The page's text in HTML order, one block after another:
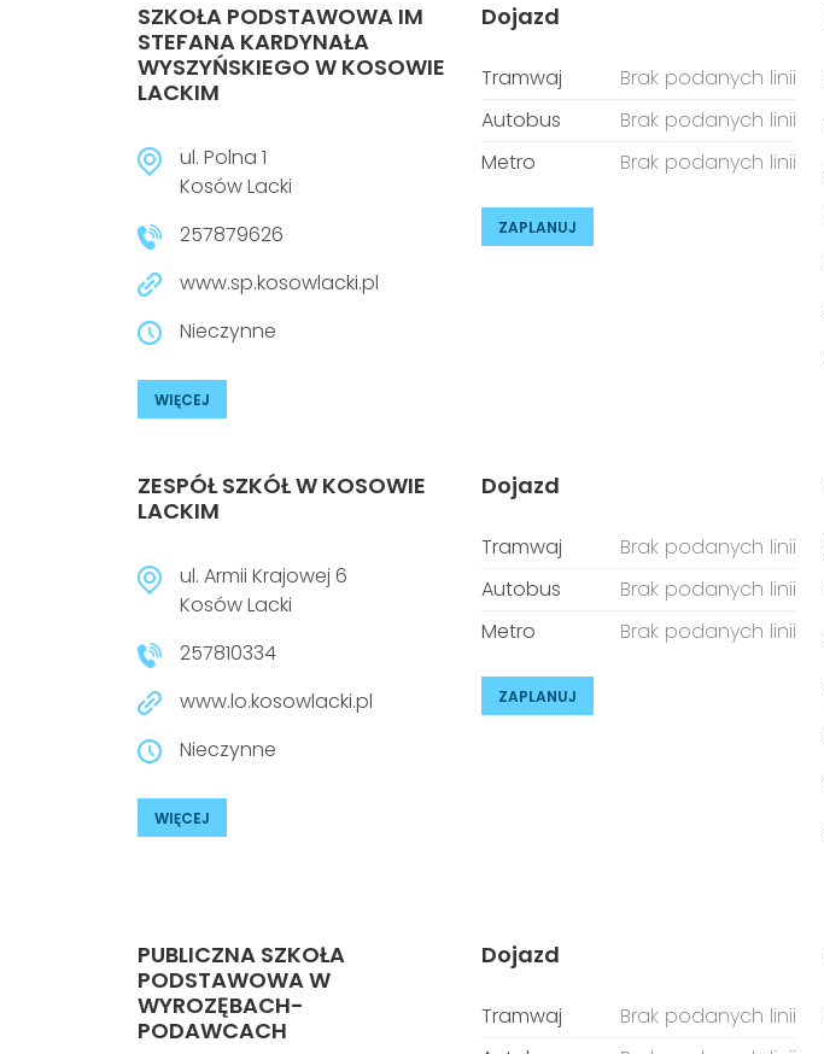
SZKOŁA PODSTAWOWA IM
STEFANA KARDYNAŁA
WYSZYŃSKIEGO W KOSOWIE
LACKIM
ul. Polna 1
Kosów Lacki
257879626
www.sp.kosowlacki.pl
Nieczynne
WIĘCEJ
Dojazd
Tramwaj
Brak podanych linii
Autobus
Brak podanych linii
Metro
Brak podanych linii
ZAPLANUJ
ZESPÓŁ SZKÓŁ W KOSOWIE
LACKIM
ul. Armii Krajowej 6
Kosów Lacki
257810334
www.lo.kosowlacki.pl
Nieczynne
WIĘCEJ
Dojazd
Tramwaj
Brak podanych linii
Autobus
Brak podanych linii
Metro
Brak podanych linii
ZAPLANUJ
PUBLICZNA SZKOŁA
PODSTAWOWA W
WYROZĘBACH-
PODAWCACH
Dojazd
Tramwaj
Brak podanych linii